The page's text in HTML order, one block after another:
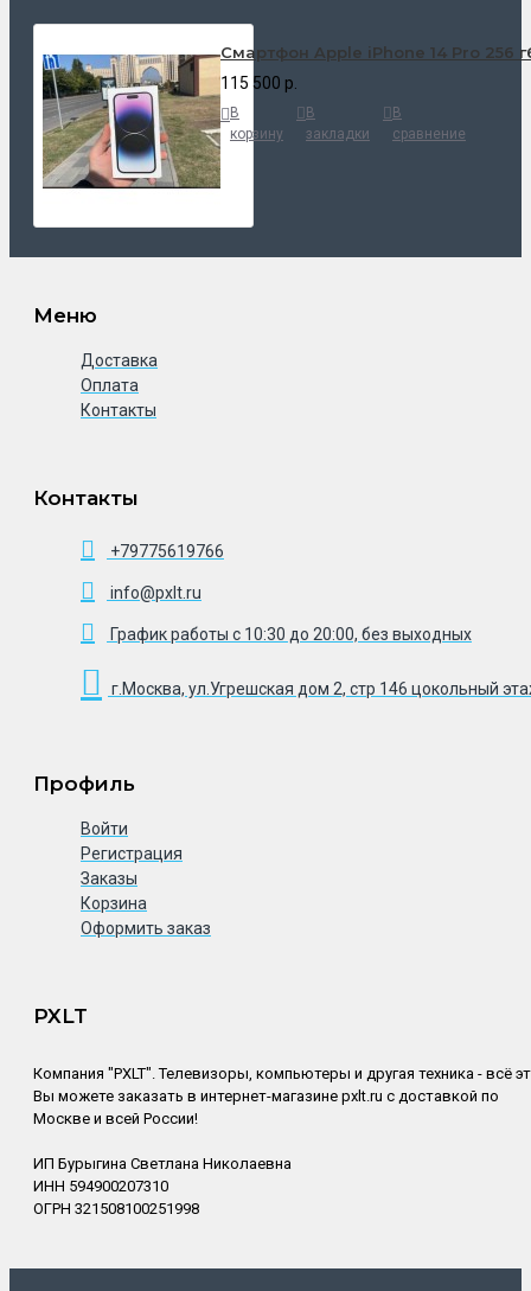
Смартфон Apple iPhone 14 Pro 256
115 500 р.
В
корзину
В
закладки
В
сравнение
Меню
Доставка
Оплата
Контакты
Контакты
+79775619766
info@pxlt.ru
График работы с 10:30 до 20:00, без выходных
г.Москва, ул.Угрешская дом 2, стр 146 цокольный
Профиль
Войти
Регистрация
Заказы
Корзина
Оформить заказ
PXLT
Компания "PXLT". Телевизоры, компьютеры и другая техника - всё
Вы можете заказать в интернет-магазине pxlt.ru с доставкой по
Москве и всей России!
ИП Бурыгина Светлана Николаевна
ИНН 594900207310
ОГРН 321508100251998